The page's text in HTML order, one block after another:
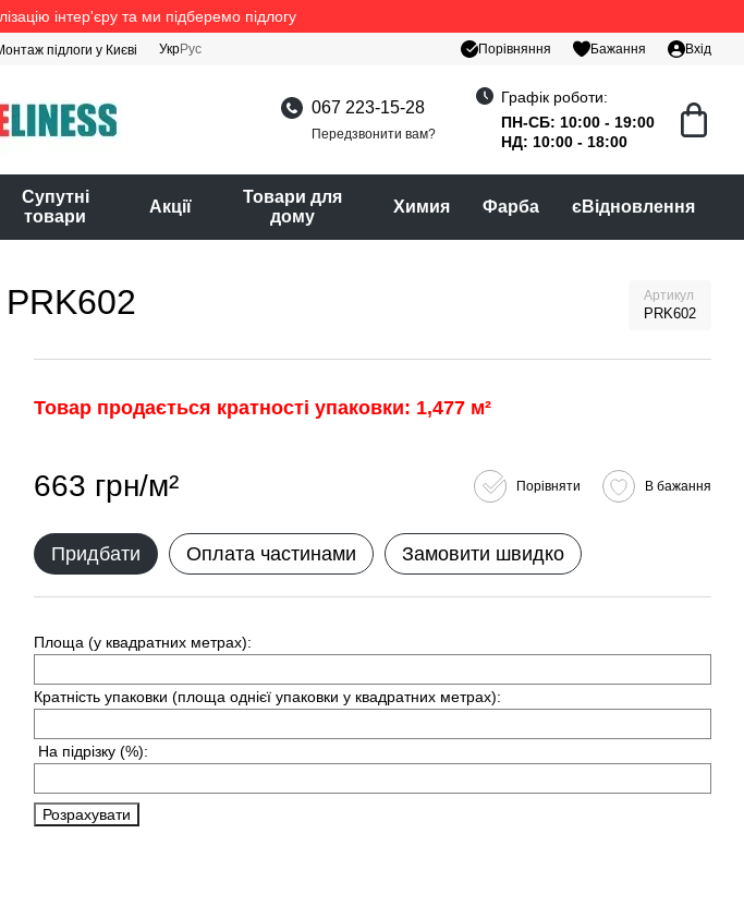
інтер'єру та ми підберемо підлогу
підлоги у Києві УкрРус Порівняння Бажання Вхід
067 223-15-28
Передзвонити вам?
Графік роботи:
ПН-СБ: 10:00 - 19:00
НД: 10:00 - 18:00
Супутні
товари
Акції
Товари для
дому
Химия Фарба єВідновлення
Артикул
PRK602
Товар продається кратності упаковки: 1,477 м²
663 грн/м² Порівняти В бажання
Придбати Оплата частинами Замовити швидко
Площа (у квадратних метрах):
Кратність упаковки (площа однієї упаковки у квадратних метрах):
На підрізку (%):
Розрахувати